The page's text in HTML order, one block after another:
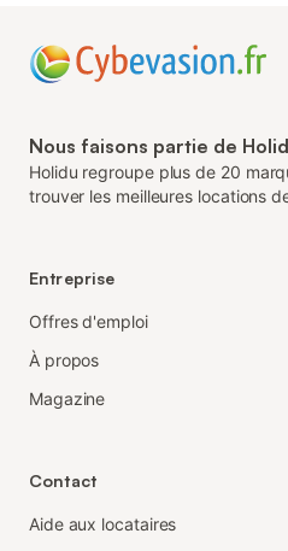
Nous faisons partie de
Holidu regroupe plus de 20
trouver les meilleures locations
Entreprise
Offres d'emploi
À propos
Magazine
Contact
Aide aux locataires